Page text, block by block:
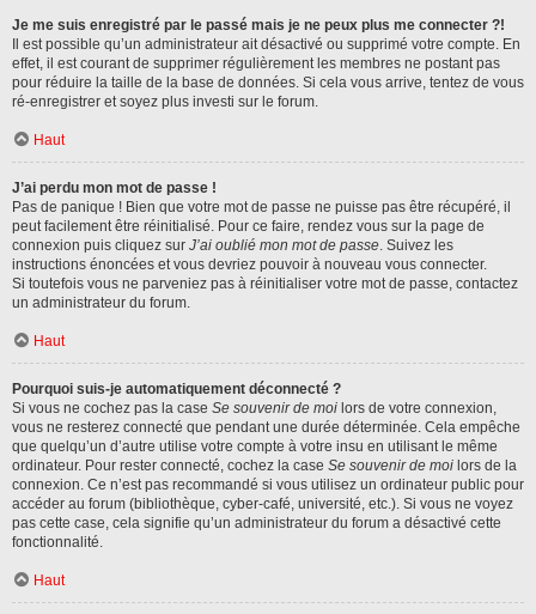
Je me suis enregistré par le passé mais je ne peux plus me connecter ?!
Il est possible qu’un administrateur ait désactivé ou supprimé votre compte. En
effet, il est courant de supprimer régulièrement les membres ne postant pas
pour réduire la taille de la base de données. Si cela vous arrive, tentez de vous
ré-enregistrer et soyez plus investi sur le forum.
Haut
J’ai perdu mon mot de passe !
Pas de panique ! Bien que votre mot de passe ne puisse pas être récupéré, il
peut facilement être réinitialisé. Pour ce faire, rendez vous sur la page de
connexion puis cliquez sur J’ai oublié mon mot de passe. Suivez les
instructions énoncées et vous devriez pouvoir à nouveau vous connecter.
Si toutefois vous ne parveniez pas à réinitialiser votre mot de passe, contactez
un administrateur du forum.
Haut
Pourquoi suis-je automatiquement déconnecté ?
Si vous ne cochez pas la case Se souvenir de moi lors de votre connexion,
vous ne resterez connecté que pendant une durée déterminée. Cela empêche
que quelqu’un d’autre utilise votre compte à votre insu en utilisant le même
ordinateur. Pour rester connecté, cochez la case Se souvenir de moi lors de la
connexion. Ce n’est pas recommandé si vous utilisez un ordinateur public pour
accéder au forum (bibliothèque, cyber-café, université, etc.). Si vous ne voyez
pas cette case, cela signifie qu’un administrateur du forum a désactivé cette
fonctionnalité.
Haut